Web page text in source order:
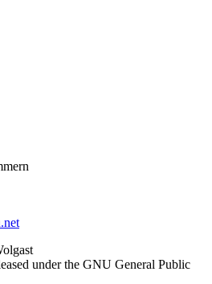
under the GNU General Public